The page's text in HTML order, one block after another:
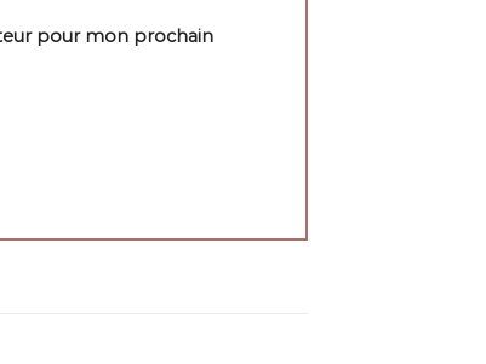
pour mon prochain